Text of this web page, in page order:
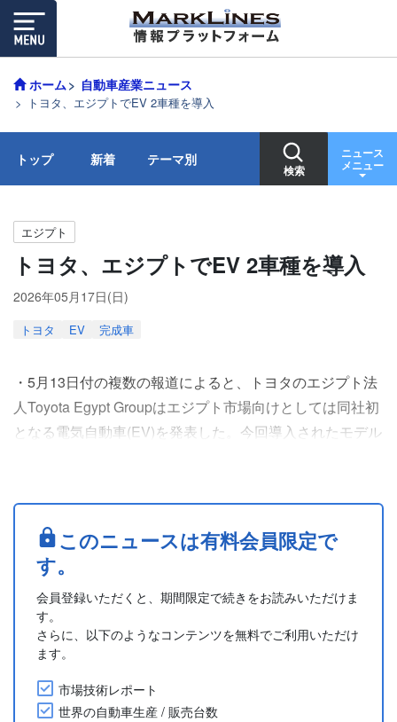
ホーム 自動車産業ニュース
トヨタ、エジプトでEV 2車種を導入
トップ 新着 テーマ別
検索
ニュース
メニュー
エジプト
トヨタ、エジプトでEV 2車種を導入
2026年05月17日(日)
トヨタ EV 完成車
・5月13日付の複数の報道によると、トヨタのエジプト法
人Toyota Egypt Groupはエジプト市場向けとしては同社初
となる電気自動車(EV)を発表した。今回導入されたモデル
採用している。同社はアフターサービス、充電インフラ、
技術サポートの提供も計画している。
Based on multiple sources
このニュースは有料会員限定で
す。
会員登録いただくと、期間限定で続きをお読みいただけま
す。
さらに、以下のようなコンテンツを無料でご利用いただけ
ます。
市場技術レポート
世界の自動車生産 / 販売台数